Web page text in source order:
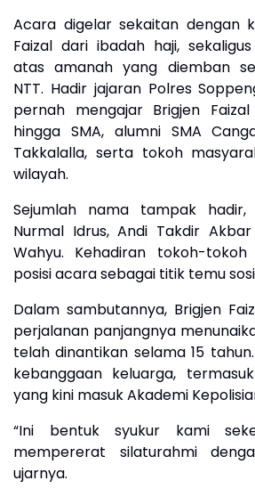
Acara digelar sekaitan dengan
Faizal dari ibadah haji,
atas amanah yang diemban
NTT. Hadir jajaran Polres
pernah mengajar Brigjen
hingga SMA, alumni SMA
Takkalalla, serta tokoh
wilayah.
Sejumlah nama tampak
Nurmal Idrus, Andi Takdir
Wahyu. Kehadiran tokoh-
posisi acara sebagai titik temu
Dalam sambutannya, Brigjen
perjalanan panjangnya
telah dinantikan selama 15
kebanggaan keluarga,
yang kini masuk Akademi
“Ini bentuk syukur kami
mempererat silaturahmi
ujarnya.